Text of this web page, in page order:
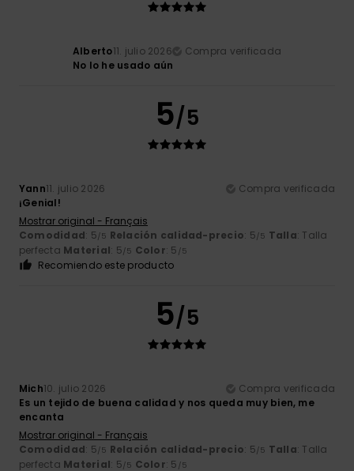
Alberto11. julio 2026
Compra verificada
No lo he usado aún
5/5
Yann11. julio 2026
Compra verificada
¡Genial!
Mostrar original - Français
Comodidad: 5/5 Relación calidad-precio: 5/5 Talla: Talla
perfecta Material: 5/5 Color: 5 /5
Recomiendo este producto
5/5
Mich10. julio 2026
Compra verificada
Es un tejido de buena calidad y nos queda muy bien, me
encanta
Mostrar original - Français
Comodidad: 5/5 Relación calidad-precio: 5/5 Talla: Talla
perfecta Material: 5/5 Color: 5 /5